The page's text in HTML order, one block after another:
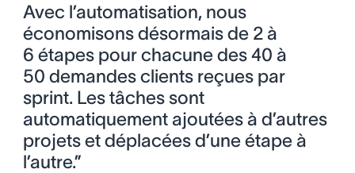
Avec l’automatisation, nous
économisons désormais de 2 à
6 étapes pour chacune des 40 à
50 demandes clients reçues par
sprint. Les tâches sont
automatiquement ajoutées à d’autres
projets et déplacées d’une étape à
l’autre.”